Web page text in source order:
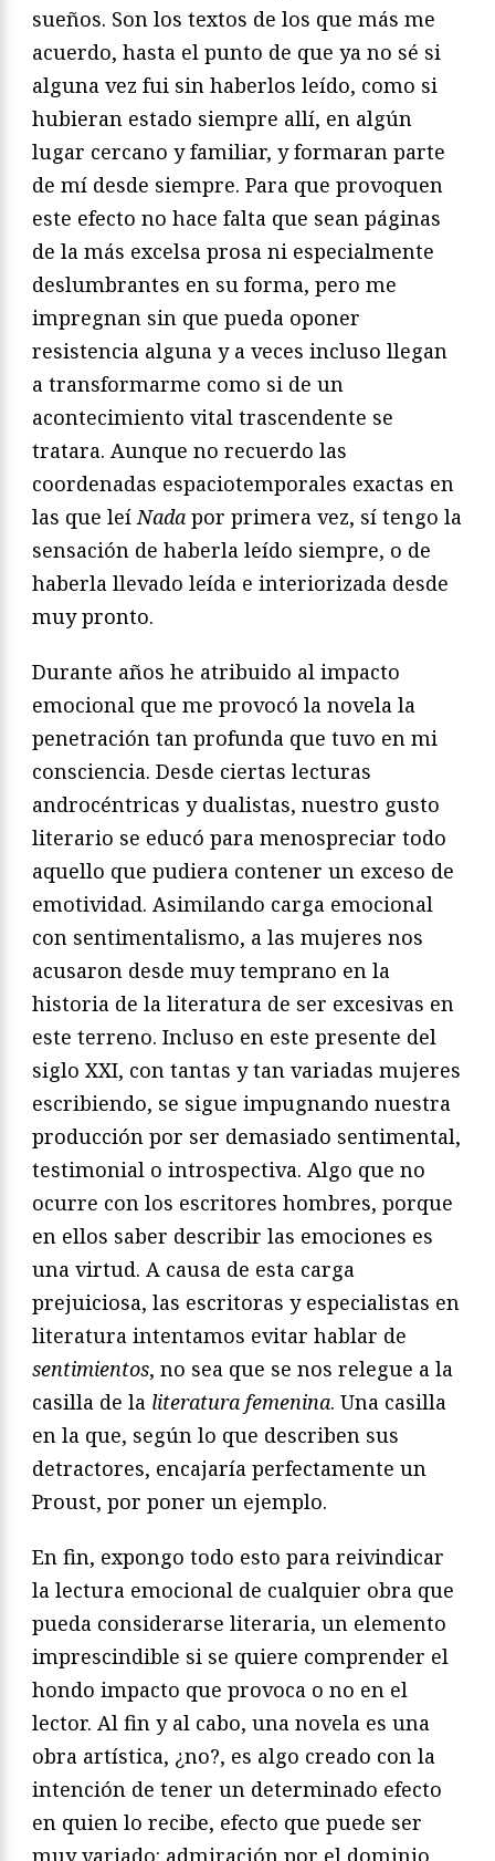
sueños. Son los textos de los que más me
acuerdo, hasta el punto de que ya no sé si
alguna vez fui sin haberlos leído, como si
hubieran estado siempre allí, en algún
lugar cercano y familiar, y formaran parte
de mí desde siempre. Para que provoquen
este efecto no hace falta que sean páginas
de la más excelsa prosa ni especialmente
deslumbrantes en su forma, pero me
impregnan sin que pueda oponer
resistencia alguna y a veces incluso llegan
a transformarme como si de un
acontecimiento vital trascendente se
tratara. Aunque no recuerdo las
coordenadas espaciotemporales exactas en
las que leí Nada por primera vez, sí tengo la
sensación de haberla leído siempre, o de
haberla llevado leída e interiorizada desde
muy pronto.
Durante años he atribuido al impacto
emocional que me provocó la novela la
penetración tan profunda que tuvo en mi
consciencia. Desde ciertas lecturas
androcéntricas y dualistas, nuestro gusto
literario se educó para menospreciar todo
aquello que pudiera contener un exceso de
emotividad. Asimilando carga emocional
con sentimentalismo, a las mujeres nos
acusaron desde muy temprano en la
historia de la literatura de ser excesivas en
este terreno. Incluso en este presente del
siglo XXI, con tantas y tan variadas mujeres
escribiendo, se sigue impugnando nuestra
producción por ser demasiado sentimental,
testimonial o introspectiva. Algo que no
ocurre con los escritores hombres, porque
en ellos saber describir las emociones es
una virtud. A causa de esta carga
prejuiciosa, las escritoras y especialistas en
literatura intentamos evitar hablar de
sentimientos, no sea que se nos relegue a la
casilla de la literatura femenina. Una casilla
en la que, según lo que describen sus
detractores, encajaría perfectamente un
Proust, por poner un ejemplo.
En fin, expongo todo esto para reivindicar
la lectura emocional de cualquier obra que
pueda considerarse literaria, un elemento
imprescindible si se quiere comprender el
hondo impacto que provoca o no en el
lector. Al fin y al cabo, una novela es una
obra artística, ¿no?, es algo creado con la
intención de tener un determinado efecto
en quien lo recibe, efecto que puede ser
muy variado: admiración por el dominio